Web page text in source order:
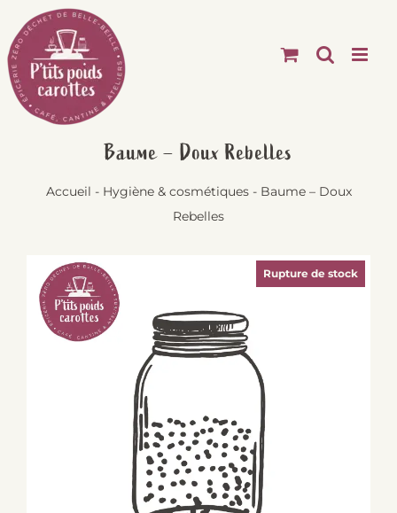
Passer
au
contenu
Baume – Doux Rebelles
Accueil - Hygiène & cosmétiques- Baume – Doux
Rebelles
Rupture de stock